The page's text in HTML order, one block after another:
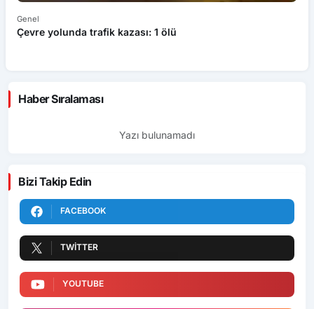
Genel
Çevre yolunda trafik kazası: 1 ölü
Haber Sıralaması
Yazı bulunamadı
Bizi Takip Edin
FACEBOOK
TWITTER
YOUTUBE